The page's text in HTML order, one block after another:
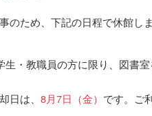
のため、下記の日程で休館しま
・教職員の方に限り、図書
日は、 8月7日（金） です。ご